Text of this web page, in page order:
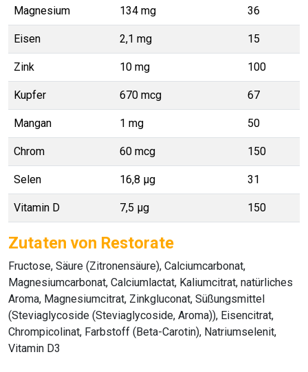
Magnesium 134 mg 36
Eisen 2,1 mg 15
Zink 10 mg 100
Kupfer 670 mcg 67
Mangan 1 mg 50
Chrom 60 mcg 150
Selen 16,8 µg 31
Vitamin D 7,5 µg 150
Zutaten von Restorate
Fructose, Säure (Zitronensäure), Calciumcarbonat,
Magnesiumcarbonat, Calciumlactat, Kaliumcitrat, natürliches
Aroma, Magnesiumcitrat, Zinkgluconat, Süßungsmittel
(Steviaglycoside (Steviaglycoside, Aroma)), Eisencitrat,
Chrompicolinat, Farbstoff (Beta-Carotin), Natriumselenit,
Vitamin D3